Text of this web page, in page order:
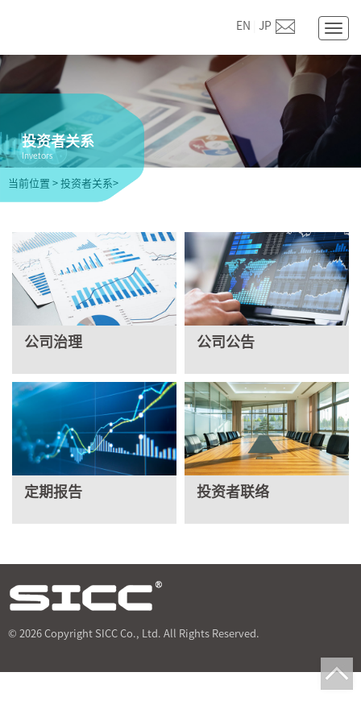
EN JP
投资者关系
Invetors
当前位置 > 投资者关系>
公司治理 公司公告
定期报告 投资者联络
© 2026 Copyright SICC Co., Ltd. All Rights Reserved.